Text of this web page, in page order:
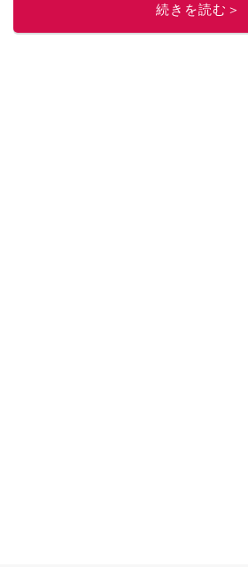
続きを読む＞